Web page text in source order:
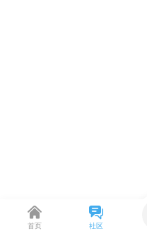
首页 社区